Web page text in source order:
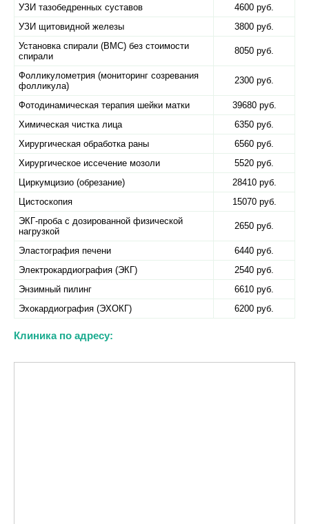
УЗИ тазобедренных суставов
4600 руб.
УЗИ щитовидной железы
3800 руб.
Установка спирали (ВМС) без стоимости
спирали
8050 руб.
Фолликулометрия (мониторинг созревания
фолликула)
2300 руб.
Фотодинамическая терапия шейки матки
39680 руб.
Химическая чистка лица
6350 руб.
Хирургическая обработка раны
6560 руб.
Хирургическое иссечение мозоли
5520 руб.
Циркумцизио (обрезание)
28410 руб.
Цистоскопия
15070 руб.
ЭКГ-проба с дозированной физической
нагрузкой
2650 руб.
Эластография печени
6440 руб.
Электрокардиография (ЭКГ)
2540 руб.
Энзимный пилинг
6610 руб.
Эхокардиография (ЭХОКГ)
6200 руб.
Клиника по адресу: